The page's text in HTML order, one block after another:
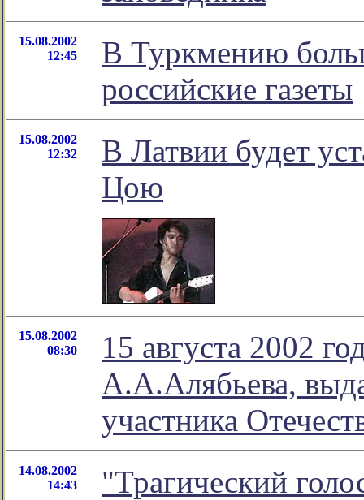
15.08.2002
12:45
В Туркмению
российские газеты
15.08.2002
12:32
В Латвии будет
Цою
15.08.2002
08:30
15 августа 2002
А.А.Алябьева,
участника
14.08.2002
14:43
"Трагический